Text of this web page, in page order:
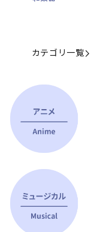
カテゴリ一覧